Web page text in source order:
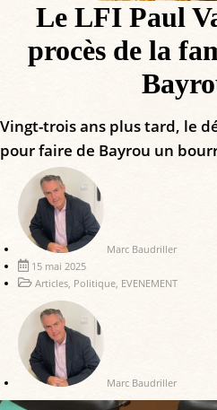
Le LFI Paul
procès de la
Vingt-trois ans plus tard, le
pour faire de Bayrou un
Marc Baudriller
15 mai 2025
Articles, Politique, EVENEMENT
Marc Baudriller